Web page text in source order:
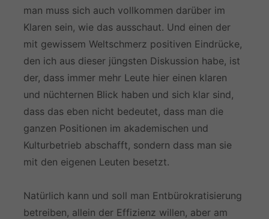
man muss sich auch vollkommen darüber im
Klaren sein, wie das ausschaut. Und einen der
mit gewissem Weltschmerz positiven Eindrücke,
den ich aus dieser jüngsten Diskussion habe, ist
der, dass immer mehr Leute hier einen klaren
und nüchternen Blick haben und sich klar sind,
dass das eben nicht bedeutet, dass man die
ganzen Positionen im akademischen und
Kulturbetrieb abschafft, sondern dass man sie
mit den eigenen Leuten besetzt.
Natürlich kann und soll man Entbürokratisierung
betreiben, allein der Effizienz willen, aber am